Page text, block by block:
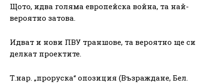
Щото, идва голяма европейска война, та най-
вероятно затова.
Идват и нови ПВУ траншове, та вероятно ще си
делкат проектите.
Т.нар. „проруска“ опозиция (Възраждане, Бел.